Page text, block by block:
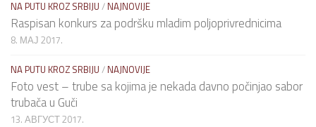
NA PUTU KROZ SRBIJU / NAJNOVIJE
Raspisan konkurs za podršku mladim poljoprivrednicima
8. МАЈ 2017.
NA PUTU KROZ SRBIJU / NAJNOVIJE
Foto vest – trube sa kojima je nekada davno počinjao sabor
trubača u Guči
13. АВГУСТ 2017.